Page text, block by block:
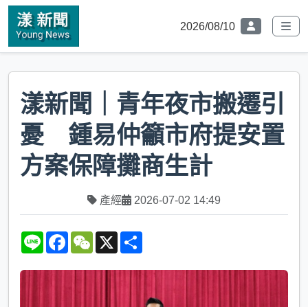
2026/08/10
漾新聞｜青年夜市搬遷引
憂 鍾易仲籲市府提安置
方案保障攤商生計
產經 2026-07-02 14:49
L
e
F
e
W
h
X
r